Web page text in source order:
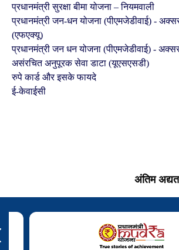
प्रधानमंत्री सुरक्षा बीमा योजना – नियमवाली
प्रधानमंत्री जन-धन योजना (पीएमजेडीवाई) -
(एफएक्‍यू)
प्रधानमंत्री जन धन योजना (पीएमजेडीवाई) -
असंरचित अनुपूरक सेवा डाटा (यूएसएसडी)
रुपे कार्ड और इसके फायदे
ई-केवाईसी
अंतिम